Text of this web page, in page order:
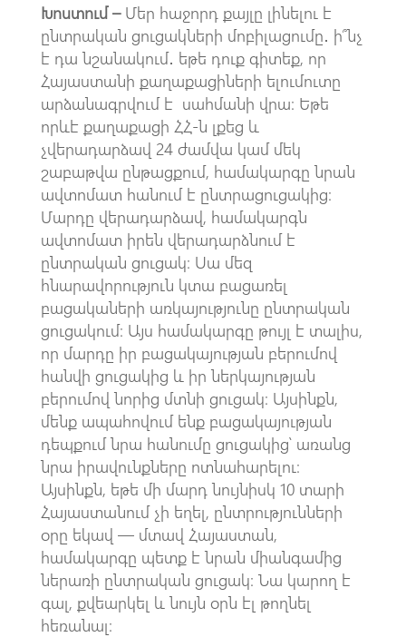
Խոստում – Մեր հաջորդ քայլը լինելու է
ընտրական ցուցակների մոբիլացումը․ ի՞նչ
է դա նշանակում․ եթե դուք գիտեք, որ
Հայաստանի քաղաքացիների ելումուտը
արձանագրվում է սահմանի վրա։ Եթե
որևէ քաղաքացի ՀՀ-ն լքեց և
չվերադարձավ 24 ժամվա կամ մեկ
շաբաթվա ընթացքում, համակարգը նրան
ավտոմատ հանում է ընտրացուցակից։
Մարդը վերադարձավ, համակարգն
ավտոմատ իրեն վերադարձնում է
ընտրական ցուցակ։ Սա մեզ
հնարավորություն կտա բացառել
բացակաների առկայությունը ընտրական
ցուցակում։ Այս համակարգը թույլ է տալիս,
որ մարդը իր բացակայության բերումով
հանվի ցուցակից և իր ներկայության
բերումով նորից մտնի ցուցակ։ Այսինքն,
մենք ապահովում ենք բացակայության
դեպքում նրա հանումը ցուցակից՝ առանց
նրա իրավունքները ոտնահարելու։
Այսինքն, եթե մի մարդ նույնիսկ 10 տարի
Հայաստանում չի եղել, ընտրությունների
օրը եկավ — մտավ Հայաստան,
համակարգը պետք է նրան միանգամից
ներառի ընտրական ցուցակ։ Նա կարող է
գալ, քվեարկել և նույն օրն էլ թողնել
հեռանալ։